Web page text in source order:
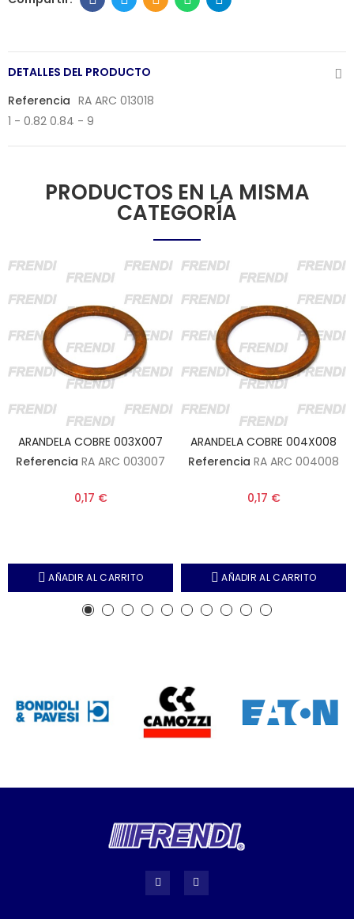
DETALLES DEL PRODUCTO
Referencia RA ARC 013018
1 - 0.82 0.84 - 9
PRODUCTOS EN LA MISMA
CATEGORÍA
ARANDELA COBRE 003X007
Referencia RA ARC 003007
0,17 €
AÑADIR AL CARRITO
ARANDELA COBRE 004X008
Referencia RA ARC 004008
0,17 €
AÑADIR AL CARRITO